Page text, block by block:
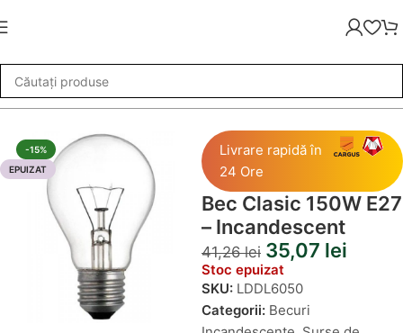
Becuri Incandescente»Bec Clasic 150W E27 – Incandescent
-15%
EPUIZAT
Livrare rapidă în
24 Ore
Bec Clasic 150W E27
– Incandescent
41,26lei 35,07 lei
Stoc epuizat
SKU: LDDL6050
Categorii: Becuri